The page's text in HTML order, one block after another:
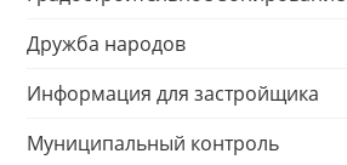
Дружба народов
Информация для застройщика
Муниципальный контроль